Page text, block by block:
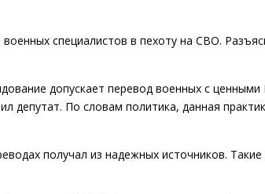
военных специалистов в пехоту на СВО.
допускает перевод военных с
депутат. По словам политика, данная
получал из надежных источников.